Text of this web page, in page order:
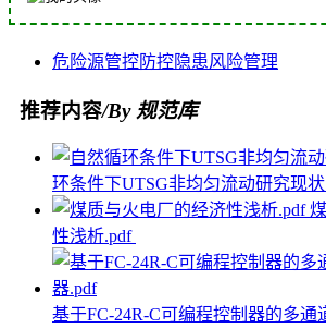
危险源管控防控隐患风险管理
推荐内容/By 规范库
环条件下UTSG非均匀流动研究现
性浅析.pdf
基于FC-24R-C可编程控制器的多通